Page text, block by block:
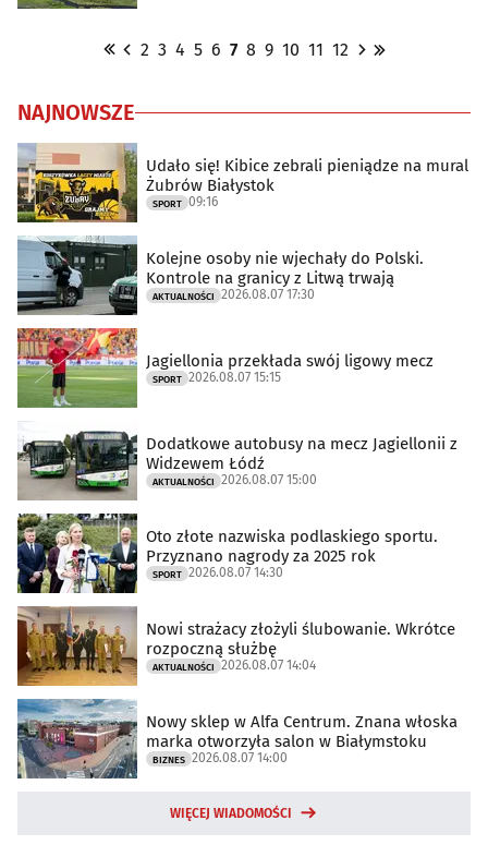
2 3 4 5 6 7 8 9 10 11 12
NAJNOWSZE
Udało się! Kibice zebrali pieniądze na mural
Żubrów Białystok
SPORT 09:16
Kolejne osoby nie wjechały do Polski.
Kontrole na granicy z Litwą trwają
AKTUALNOŚCI 2026.08.07 17:30
Jagiellonia przekłada swój ligowy mecz
SPORT 2026.08.07 15:15
Dodatkowe autobusy na mecz Jagiellonii z
Widzewem Łódź
AKTUALNOŚCI 2026.08.07 15:00
Oto złote nazwiska podlaskiego sportu.
Przyznano nagrody za 2025 rok
SPORT 2026.08.07 14:30
Nowi strażacy złożyli ślubowanie. Wkrótce
rozpoczną służbę
AKTUALNOŚCI 2026.08.07 14:04
Nowy sklep w Alfa Centrum. Znana włoska
marka otworzyła salon w Białymstoku
BIZNES 2026.08.07 14:00
WIĘCEJ WIADOMOŚCI